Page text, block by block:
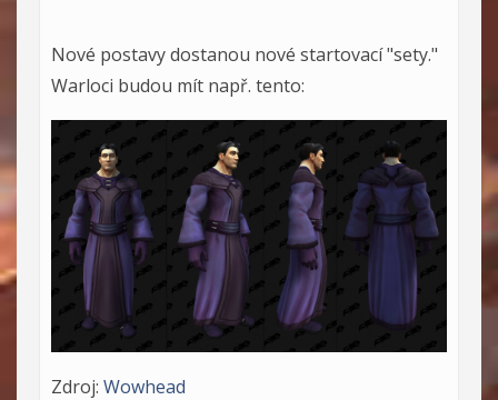
Nové postavy dostanou nové startovací "sety."
Warloci budou mít např. tento:
Zdroj: Wowhead